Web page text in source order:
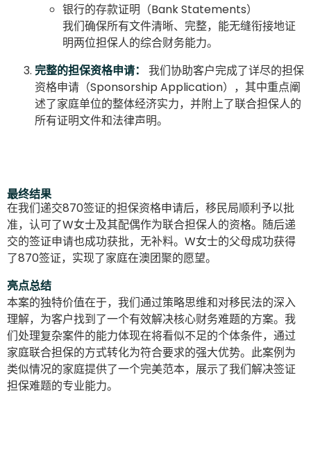
银行的存款证明（Bank Statements）
我们确保所有文件清晰、完整，能无缝衔接地证
明两位担保人的综合财务能力。
完整的担保资格申请：
我们协助客户完成了详尽的担保
资格申请（Sponsorship Application），其中重点阐
述了家庭单位的整体经济实力，并附上了联合担保人的
所有证明文件和法律声明。
最终结果
在我们递交870签证的担保资格申请后，移民局顺利予以批
准，认可了W女士及其配偶作为联合担保人的资格。随后递
交的签证申请也成功获批，无补料。W女士的父母成功获得
了870签证，实现了家庭在澳团聚的愿望。
亮点总结
本案的独特价值在于，我们通过策略思维和对移民法的深入
理解，为客户找到了一个有效解决核心财务难题的方案。我
们处理复杂案件的能力体现在将看似不足的个体条件，通过
家庭联合担保的方式转化为符合要求的强大优势。此案例为
类似情况的家庭提供了一个完美范本，展示了我们解决签证
担保难题的专业能力。